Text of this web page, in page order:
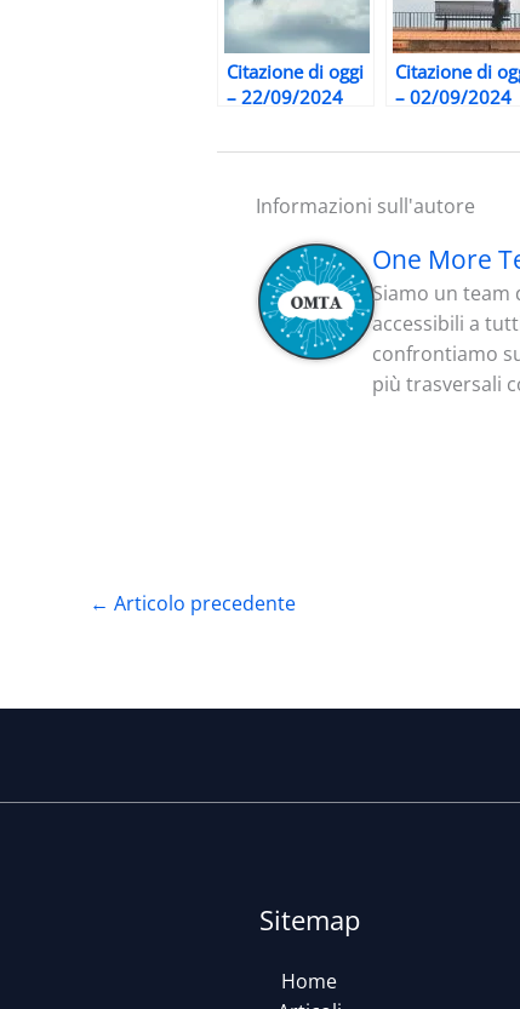
Citazione di oggi
– 22/09/2024
Citazione di
– 02/09/2024
Informazioni sull'autore
One More
Siamo un team
accessibili a
confrontiamo
più trasversali
← Articolo precedente
Sitemap
Home